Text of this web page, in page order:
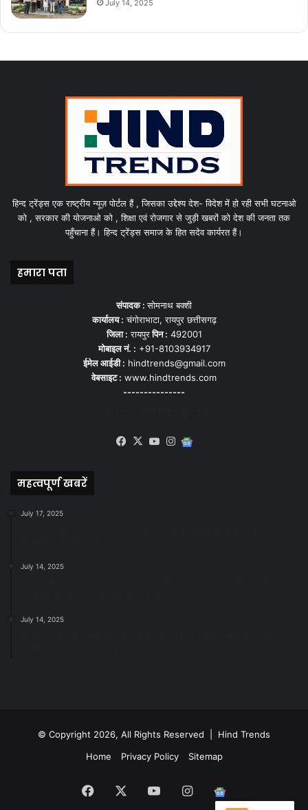
July 14, 2025
हिन्द ट्रेंड्स एक राष्ट्रीय न्यूज़ पोर्टल हैं , जिसका उद्देश्य देश- विदेश में हो रही सभी घटनाओ
को , सरकार की योजनाओ को , शिक्षा एवं रोजगार से जुड़ी खबरों को देश की जनता तक
पहुँचाना हैं। हिन्द ट्रेंड्स समाज के हित सदेव कार्यरत हैं।
हमारा पता
संपादक :सोमनाथ बक्शी
कार्यालय : चंगोराभाटा, रायपुर छत्तीसगढ़
जिला : रायपुरपिन : 492001
मोबाइल नं. : +91-8103934917
ईमेल आईडी : hindtrends@gmail.com
वेबसाइट : www.hindtrends.com
---------------
Facebook
X YouTubeInstagram
महत्वपूर्ण खबरें
July 17, 2025
July 14, 2025
July 14, 2025
© Copyright 2026, All Rights Reserved | Hind Trends
Home
Privacy Policy Sitemap
Facebook YouTubeInstagram